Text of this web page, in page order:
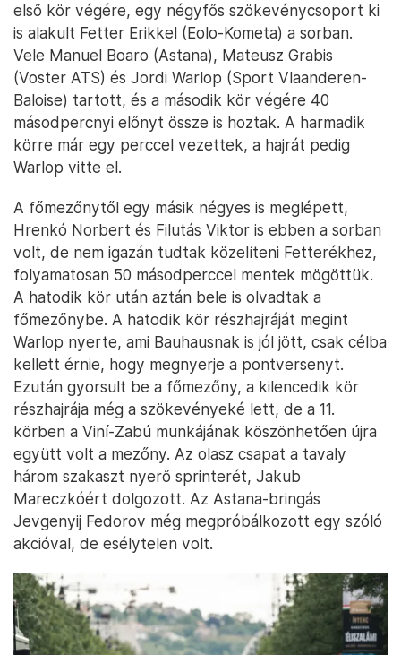
első kör végére, egy négyfős szökevénycsoport ki
is alakult Fetter Erikkel (Eolo-Kometa) a sorban.
Vele Manuel Boaro (Astana), Mateusz Grabis
(Voster ATS) és Jordi Warlop (Sport Vlaanderen-
Baloise) tartott, és a második kör végére 40
másodpercnyi előnyt össze is hoztak. A harmadik
körre már egy perccel vezettek, a hajrát pedig
Warlop vitte el.
A főmezőnytől egy másik négyes is meglépett,
Hrenkó Norbert és Filutás Viktor is ebben a sorban
volt, de nem igazán tudtak közelíteni Fetterékhez,
folyamatosan 50 másodperccel mentek mögöttük.
A hatodik kör után aztán bele is olvadtak a
főmezőnybe. A hatodik kör részhajráját megint
Warlop nyerte, ami Bauhausnak is jól jött, csak célba
kellett érnie, hogy megnyerje a pontversenyt.
Ezután gyorsult be a főmezőny, a kilencedik kör
részhajrája még a szökevényeké lett, de a 11.
körben a Viní-Zabú munkájának köszönhetően újra
együtt volt a mezőny. Az olasz csapat a tavaly
három szakaszt nyerő sprinterét, Jakub
Mareczkóért dolgozott. Az Astana-bringás
Jevgenyij Fedorov még megpróbálkozott egy szóló
akcióval, de esélytelen volt.